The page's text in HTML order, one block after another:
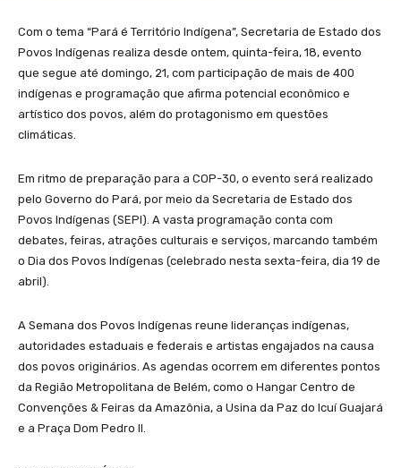
Com o tema “Pará é Território Indígena”, Secretaria de Estado dos
Povos Indígenas realiza desde ontem, quinta-feira, 18, evento
que segue até domingo, 21, com participação de mais de 400
indígenas e programação que afirma potencial econômico e
artístico dos povos, além do protagonismo em questões
climáticas.
Em ritmo de preparação para a COP-30, o evento será realizado
pelo Governo do Pará, por meio da Secretaria de Estado dos
Povos Indígenas (SEPI). A vasta programação conta com
debates, feiras, atrações culturais e serviços, marcando também
o Dia dos Povos Indígenas (celebrado nesta sexta-feira, dia 19 de
abril).
A Semana dos Povos Indígenas reune lideranças indígenas,
autoridades estaduais e federais e artistas engajados na causa
dos povos originários. As agendas ocorrem em diferentes pontos
da Região Metropolitana de Belém, como o Hangar Centro de
Convenções & Feiras da Amazônia, a Usina da Paz do Icuí Guajará
e a Praça Dom Pedro II.